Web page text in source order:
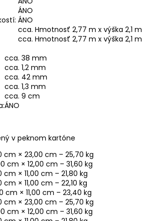
ÁNO
ÁNO
cca. Hmotnosť 2,77 m x výška 2,1 m
cca. Hmotnosť 2,77 m x výška 2,1 m
cca. 38 mm
cca. 1,2 mm
cca. 42 mm
cca. 1,3 mm
cca. 9 cm
ÁNO
v peknom kartóne
cm × 23,00 cm – 25,70 kg
cm × 12,00 cm – 31,60 kg
cm × 11,00 cm – 21,80 kg
cm × 11,00 cm – 22,10 kg
cm × 11,00 cm – 23,40 kg
cm × 23,00 cm – 25,70 kg
cm × 12,00 cm – 31,60 kg